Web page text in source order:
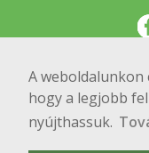
A
hogy a legjobb
nyújthassuk.